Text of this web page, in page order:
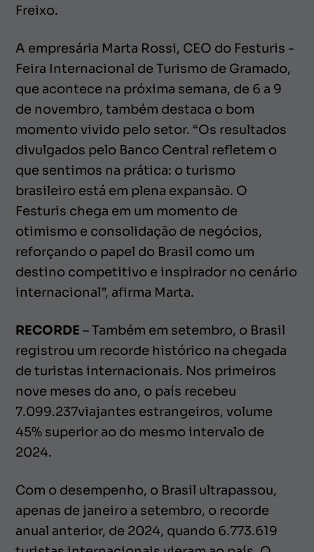
Freixo.
A empresária Marta Rossi, CEO do Festuris -
Feira Internacional de Turismo de Gramado,
que acontece na próxima semana, de 6 a 9
de novembro, também destaca o bom
momento vivido pelo setor. “Os resultados
divulgados pelo Banco Central refletem o
que sentimos na prática: o turismo
brasileiro está em plena expansão. O
Festuris chega em um momento de
otimismo e consolidação de negócios,
reforçando o papel do Brasil como um
destino competitivo e inspirador no cenário
internacional”, afirma Marta.
RECORDE – Também em setembro, o Brasil
registrou um recorde histórico na chegada
de turistas internacionais. Nos primeiros
nove meses do ano, o país recebeu
7.099.237viajantes estrangeiros, volume
45% superior ao do mesmo intervalo de
2024.
Com o desempenho, o Brasil ultrapassou,
apenas de janeiro a setembro, o recorde
anual anterior, de 2024, quando 6.773.619